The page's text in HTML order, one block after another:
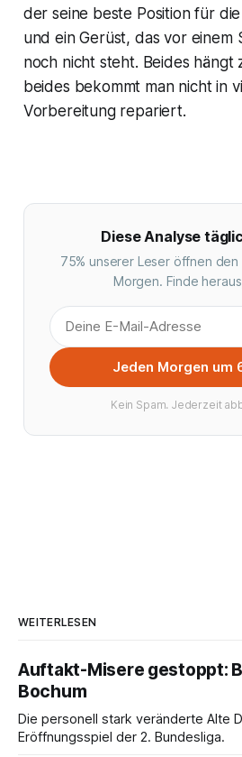
der seine beste Position für
und ein Gerüst, das vor einem
noch nicht steht. Beides hängt
beides bekommt man nicht in
Vorbereitung repariert.
Diese Analyse
75% unserer Leser öffnen
Morgen. Finde
Jeden Morgen um
Kein Spam. Jederzeit
WEITERLESEN
Auftakt-Misere gestoppt:
Bochum
Die personell stark veränderte Alte
Eröffnungsspiel der 2. Bundesliga.